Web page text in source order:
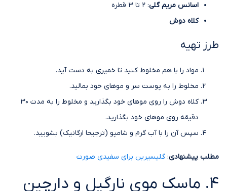
اسانس مریم گلی: 2 تا 3 قطره
کلاه دوش
طرز تهیه
مواد را با هم مخلوط کنید تا خمیری به دست آید.
مخلوط را به پوست سر و موهای خود بمالید.
کلاه دوش را روی موهای خود بگذارید و مخلوط را به مدت 30
دقیقه روی موهای خود بگذارید.
سپس آن را با آب گرم و شامپو (ترجیحا ارگانیک) بشویید.
مطلب پیشنهادی: گلیسیرین برای سفیدی صورت
4. ماسک موی نارگیل و دارچین